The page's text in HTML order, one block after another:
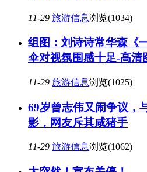
11-29 旅游信息浏览(1034)
组图：刘诗诗常华森《
伞对视氛围感十足-高清
11-29 旅游信息浏览(1025)
69岁曾志伟又闹争议，
影，网友斥其咸猪手
11-29 旅游信息浏览(1062)